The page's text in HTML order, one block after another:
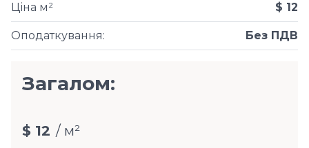
Оподаткування: Без ПДВ
Ціна м² $ 12
Загалом:
$ 12 / м²